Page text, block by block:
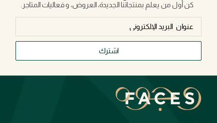
كن أول من يعلم بمنتجاتنا الجديدة، العروض، و فعاليات المتاجر.
اشترك